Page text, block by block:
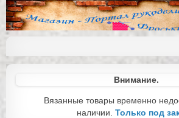
Внимание.
Вязанные товары временно
наличии. Только под